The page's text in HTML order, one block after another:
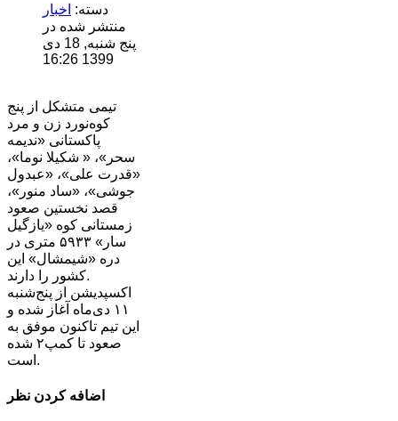
دسته: اخبار
منتشر شده در
پنج شنبه, 18 دی
1399 16:26
تیمی متشکل از پنج
کوه‌نورد زن و مرد
پاکستانی «ندیمه
سحر»، « شکیلا نوما»،
«قدرت علی»، «عبدول
جوشی»، «ساد منور»،
قصد نخستین صعود
زمستانی کوه «یازگیل
سار» ۵۹۳۳ متری در
دره «شیمشال» این
کشور را دارند.
اکسپدیشن از پنج‌شنبه
۱۱ دی‌ماه آغاز شده و
این تیم تاکنون موفق به
صعود تا کمپ۲ شده
است.
اضافه کردن نظر